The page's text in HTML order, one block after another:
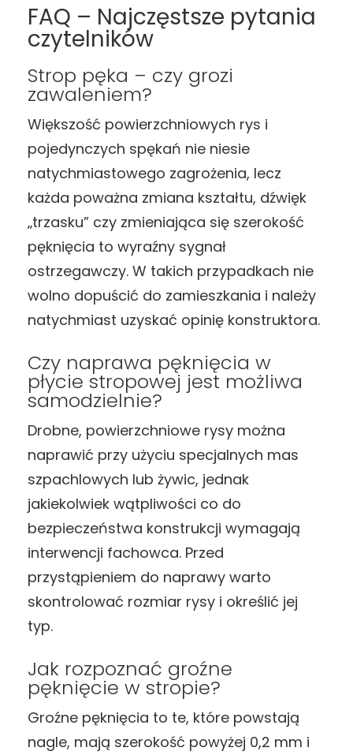
FAQ – Najczęstsze pytania
czytelników
Strop pęka – czy grozi
zawaleniem?
Większość powierzchniowych rys i
pojedynczych spękań nie niesie
natychmiastowego zagrożenia, lecz
każda poważna zmiana kształtu, dźwięk
„trzasku” czy zmieniająca się szerokość
pęknięcia to wyraźny sygnał
ostrzegawczy. W takich przypadkach nie
wolno dopuścić do zamieszkania i należy
natychmiast uzyskać opinię konstruktora.
Czy naprawa pęknięcia w
płycie stropowej jest możliwa
samodzielnie?
Drobne, powierzchniowe rysy można
naprawić przy użyciu specjalnych mas
szpachlowych lub żywic, jednak
jakiekolwiek wątpliwości co do
bezpieczeństwa konstrukcji wymagają
interwencji fachowca. Przed
przystąpieniem do naprawy warto
skontrolować rozmiar rysy i określić jej
typ.
Jak rozpoznać groźne
pęknięcie w stropie?
Groźne pęknięcia to te, które powstają
nagle, mają szerokość powyżej 0,2 mm i